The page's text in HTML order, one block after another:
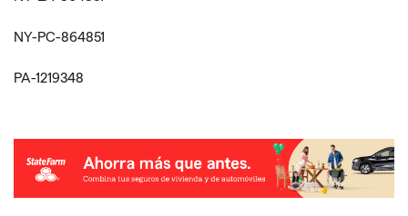
NY-PC-864851
PA-1219348